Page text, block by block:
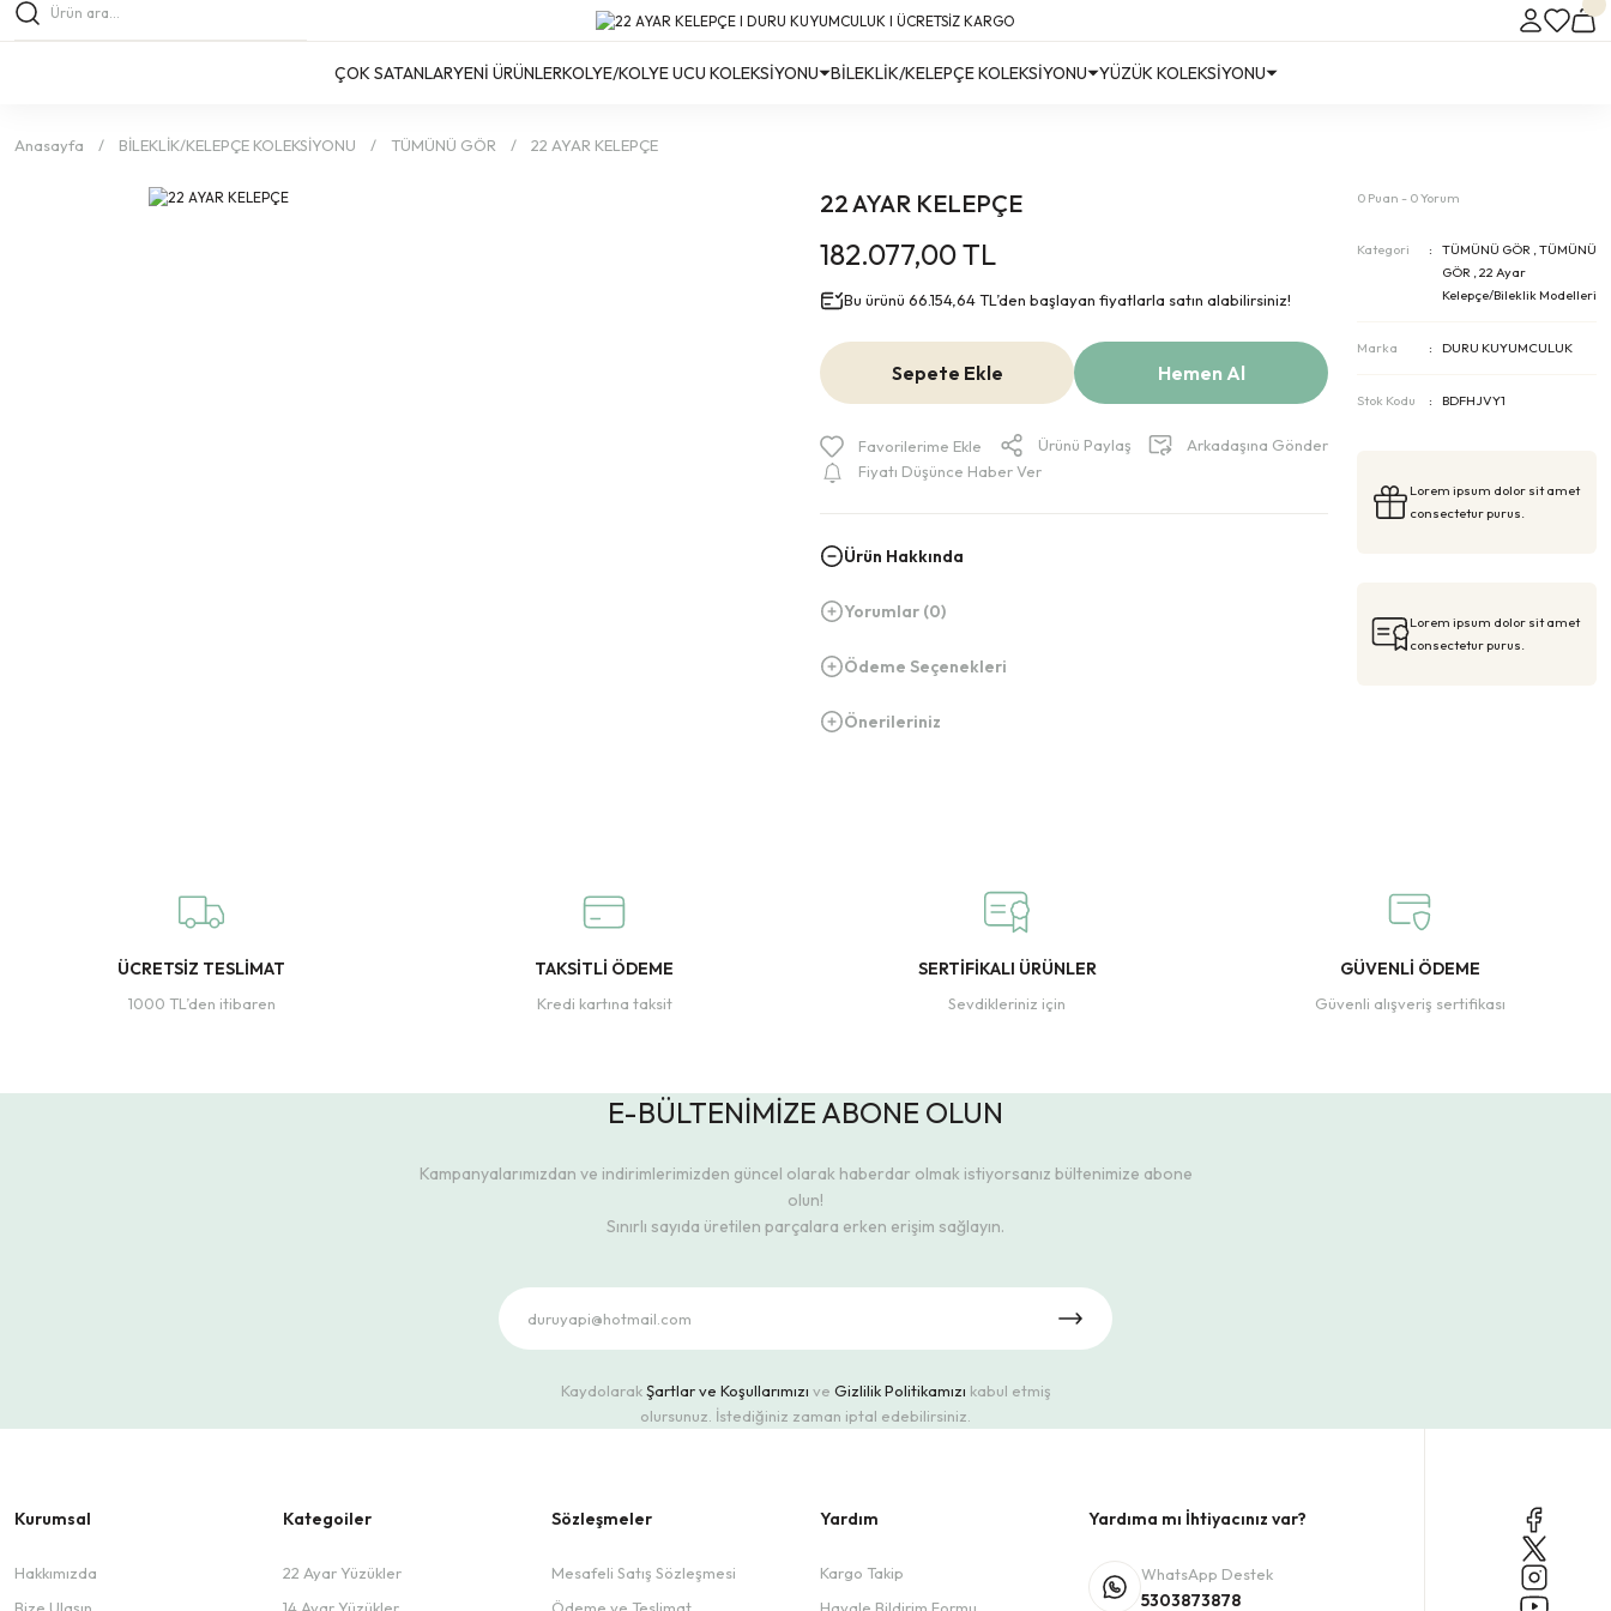
Türkiye’nin Her Yerine Ücretsiz Kargo!
Türkiye’nin Her Yerine Ücretsiz Kargo! #2
Türkiye’nin Her Yerine Ücretsiz Kargo! #3
ÇOK SATANLARYENİ ÜRÜNLERKOLYE/KOLYE UCU KOLEKSİYONU BİLEKLİK/KELEPÇE KOLEKSİYONU YÜZÜK KOLEKSİYONU
Anasayfa BİLEKLİK/KELEPÇE KOLEKSİYONU TÜMÜNÜ GÖR 22 AYAR KELEPÇE
22 AYAR KELEPÇE
182.077,00 TL
Bu ürünü 66.154,64 TL’den başlayan fiyatlarla satın alabilirsiniz!
Sepete Ekle Hemen Al
Ürünü Paylaş
Arkadaşına Gönder
Fiyatı Düşünce Haber Ver
Ürün Hakkında
Yorumlar (0)
Ödeme Seçenekleri
Önerileriniz
0 Puan - 0 Yorum
Kategori TÜMÜNÜ GÖR ,TÜMÜNÜ
GÖR ,22 Ayar
Kelepçe/Bileklik Modelleri
Marka DURU KUYUMCULUK
Stok Kodu BDFHJVY1
Lorem ipsum dolor sit amet
consectetur purus.
Lorem ipsum dolor sit amet
consectetur purus.
ÜCRETSİZ TESLİMAT
1000 TL’den itibaren
TAKSİTLİ ÖDEME
Kredi kartına taksit
SERTİFİKALI ÜRÜNLER
Sevdikleriniz için
GÜVENLİ ÖDEME
Güvenli alışveriş sertifikası
E-BÜLTENİMİZE ABONE OLUN
Kampanyalarımızdan ve indirimlerimizden güncel olarak haberdar olmak istiyorsanız bültenimize abone
olun!
Sınırlı sayıda üretilen parçalara erken erişim sağlayın.
KaydolarakŞartlar ve Koşullarımızı ve Gizlilik Politikamızı kabul etmiş
olursunuz. İstediğiniz zaman iptal edebilirsiniz.
Kurumsal
Hakkımızda
Kategoiler
22 Ayar Yüzükler
Sözleşmeler
Mesafeli Satış Sözleşmesi
Yardım
Kargo Takip
Yardıma mı İhtiyacınız var?
WhatsApp Destek
5303873878